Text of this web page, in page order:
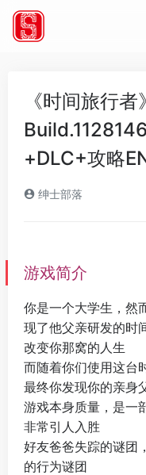
《时间旅行
+DLC+攻略
绅士部落
游戏简介
你是一个大学生，然
现了他父亲研发的时
改变你那窝的人生
而随着你们使用这台
最终你发现你的亲身
游戏本身质量，是一
非常引人入胜
好友爸爸失踪的谜团
的行为谜团